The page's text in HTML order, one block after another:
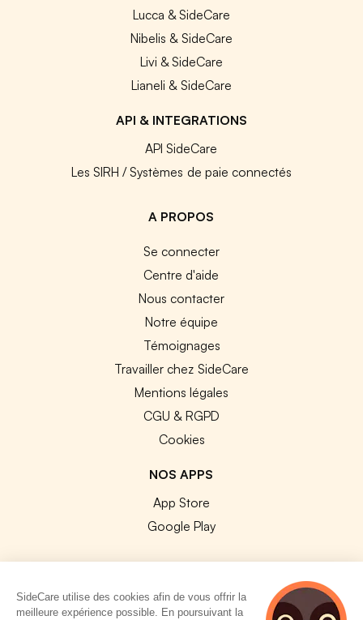
Lucca & SideCare
Nibelis & SideCare
Livi & SideCare
Lianeli & SideCare
API & INTEGRATIONS
API SideCare
Les SIRH / Systèmes de paie connectés
A PROPOS
Se connecter
Centre d'aide
Nous contacter
Notre équipe
Témoignages
Travailler chez SideCare
Mentions légales
CGU & RGPD
Cookies
NOS APPS
App Store
Google Play
SideCare utilise des cookies afin de vous offrir la
meilleure expérience possible. En poursuivant la